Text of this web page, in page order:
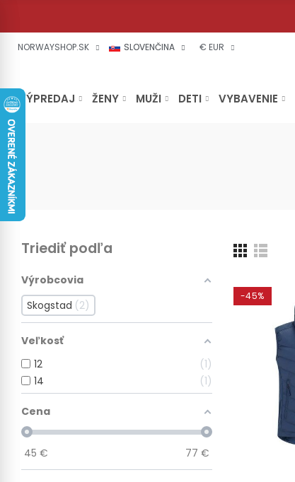
NORWAYSHOP.SK SLOVENČINA € EUR
VÝPREDAJ ŽENY MUŽI DETI VYBAVENIE
-45%
Triediť podľa
Výrobcovia
Skogstad 2
Veľkosť
12
1
14
1
Cena
45 € 77 €